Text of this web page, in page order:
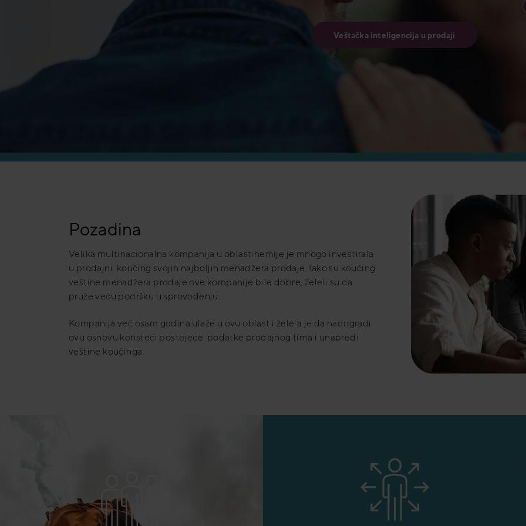
Veštačka inteligencija u prodaji
Pozadina
Velika multinacionalna kompanija u oblastihemije je mnogo investirala
u prodajni koučing svojih najboljih menadžera prodaje. Iako su koučing
veštine menadžera prodaje ove kompanije bile dobre, želeli su da
pruže veću podršku u sprovođenju.
Kompanija već osam godina ulaže u ovu oblast i želela je da nadogradi
ovu osnovu koristeći postojeće podatke prodajnog tima i unapredi
veštine koučinga.